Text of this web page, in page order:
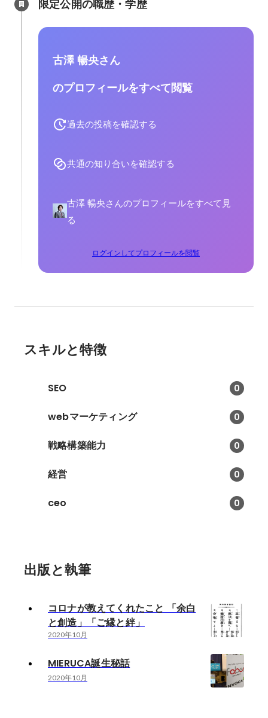
限定公開の職歴・学歴
古澤 暢央さん
のプロフィールをすべて閲覧
過去の投稿を確認する
共通の知り合いを確認する
古澤 暢央さんのプロフィールをすべて見
る
ログインしてプロフィールを閲覧
スキルと特徴
SEO 0
webマーケティング 0
戦略構築能力 0
経営 0
ceo 0
出版と執筆
コロナが教えてくれたこと 「余白
と創造」「ご縁と絆」
2020年10月
MIERUCA誕生秘話
2020年10月